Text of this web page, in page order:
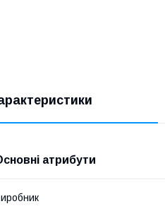
атрибути